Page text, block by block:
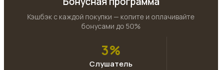
Кэшбэк с каждой покупки — копите и оплачивайте
бонусами до 50%
3%
Слушатель